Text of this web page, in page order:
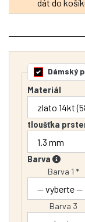
Dámský
Materiál
tloušťka
Barva
Barva 1 *
Barva 3